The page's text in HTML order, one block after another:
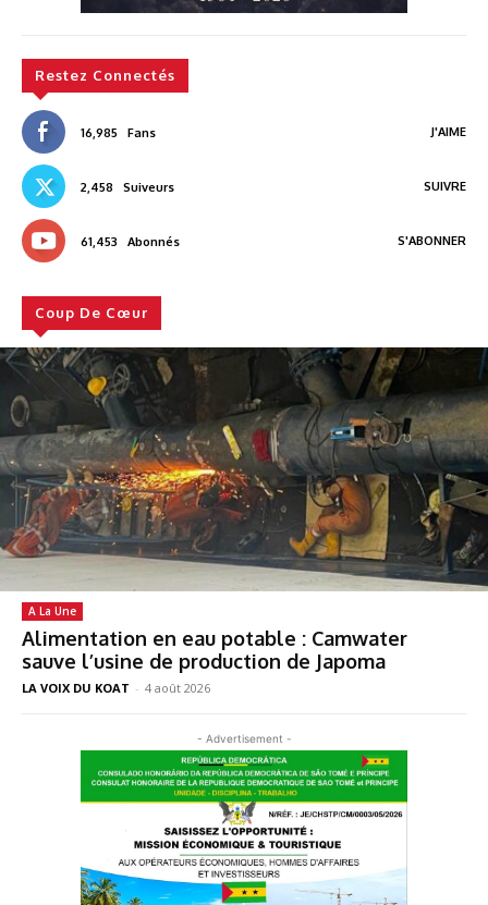
Restez Connectés
16,985 Fans J'AIME
2,458 Suiveurs SUIVRE
61,453 Abonnés S'ABONNER
Coup De Cœur
A La Une
Alimentation en eau potable : Camwater
sauve l’usine de production de Japoma
LA VOIX DU KOAT - 4 août 2026
- Advertisement -